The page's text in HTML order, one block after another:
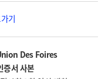
기
Des Foires
서 사본